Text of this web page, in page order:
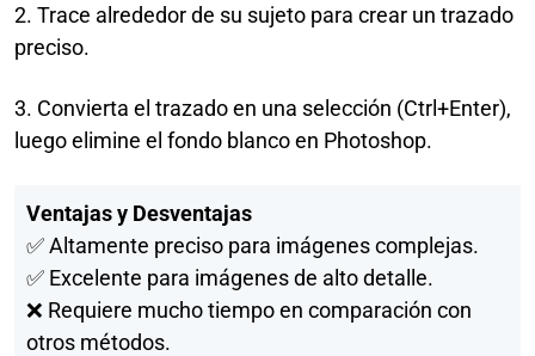
2. Trace alrededor de su sujeto para crear un trazado
preciso.
3. Convierta el trazado en una selección (Ctrl+Enter),
luego elimine el fondo blanco en Photoshop.
Ventajas y Desventajas
✅ Altamente preciso para imágenes complejas.
✅ Excelente para imágenes de alto detalle.
❌ Requiere mucho tiempo en comparación con
otros métodos.